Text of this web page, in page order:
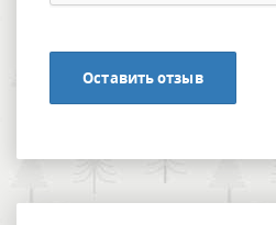
Оставить отзыв